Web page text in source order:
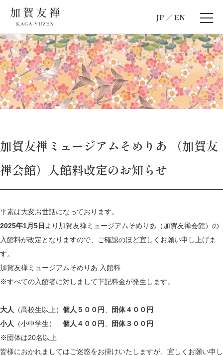
JP EN
加賀友禅ミュージアムそめりあ （加賀友
禅会館）入館料改定のお知らせ
平素は大変お世話になっております。
2025年1月5日 より加賀友禅ミュージアムそめりあ（加賀友禅会館）の
入館料が改定となりますので、ご確認のほど宜しくお願い申し上げま
す。
加賀友禅ミュージアムそめりあ 入館料
※すべての入館者に対しまして下記料金が発生します。
大人 （高校生以上） 個人５００円
団体４００円
小人
（小中学生） 個人４００円
団体３００円
※団体は20名以上
皆様におかれましてはご迷惑をお掛けいたしますが、宜しくお願い申し